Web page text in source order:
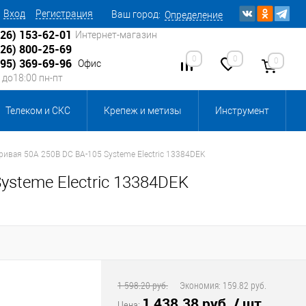
Вход Регистрация Ваш город: Определение
153-62-01 Интернет-магазин
800-25-69
369-69-96 Офис
до18:00 пн-пт
0 0 0
Телеком и СКС Крепеж и метизы Инструмент
Источники питания Кабеленесущие системы
и комплектующие, бытовая химия
50A 250В DC ВА-105 Systeme Electric 13384DEK
Electric 13384DEK
1 598.20 руб. Экономия: 159.82 руб.